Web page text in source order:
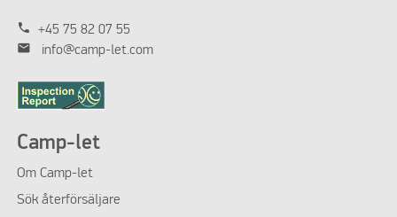
phone +45 75 82 07 55
mail info@camp-let.com
Camp-let
Om Camp-let
Sök återförsäljare